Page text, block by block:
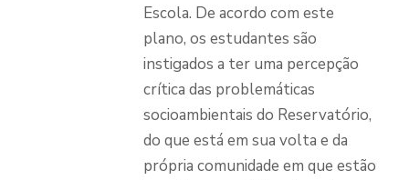
Escola. De acordo com este
plano, os estudantes são
instigados a ter uma percepção
crítica das problemáticas
socioambientais do Reservatório,
do que está em sua volta e da
própria comunidade em que estão